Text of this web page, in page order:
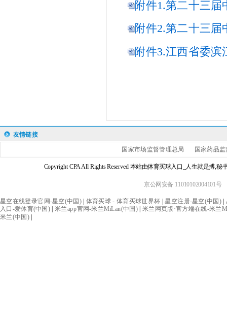
附件1.第二十三届
附件2.第二十三届
附件3.江西省委滨
友情链接
国家市场监督管理总局 国家药品
Copyright CPA All Rights Reserved 本站由体育买球入口_人生就是搏,
京公网安备 11010102004101号
星空在线登录官网-星空(中国)| 体育买球 - 体育买球世界杯 |星空注册-星空(中国)|
入口-爱体育(中国)| 米兰app官网-米兰MiLan(中国)| 米兰网页版·官方端在线-米兰
米兰(中国)|